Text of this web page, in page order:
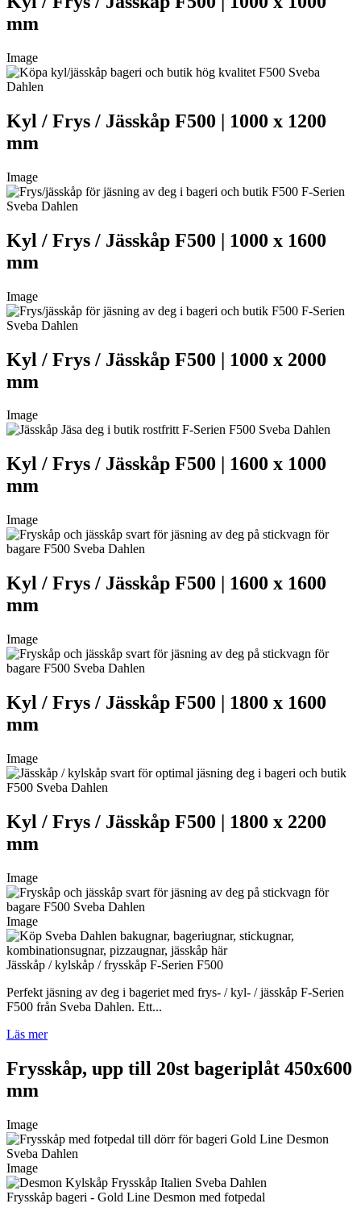
mm
Image
Kyl / Frys / Jässkåp F500 | 1000 x 1200
mm
Image
Kyl / Frys / Jässkåp F500 | 1000 x 1600
mm
Image
Kyl / Frys / Jässkåp F500 | 1000 x 2000
mm
Image
Kyl / Frys / Jässkåp F500 | 1600 x 1000
mm
Image
Kyl / Frys / Jässkåp F500 | 1600 x 1600
mm
Image
Kyl / Frys / Jässkåp F500 | 1800 x 1600
mm
Image
Kyl / Frys / Jässkåp F500 | 1800 x 2200
mm
Image
Image
Jässkåp / kylskåp / frysskåp F-Serien F500
Perfekt jäsning av deg i bageriet med frys- / kyl- / jässkåp F-Serien
F500 från Sveba Dahlen. Ett...
Läs mer
Frysskåp, upp till 20st bageriplåt 450x600
mm
Image
Image
Frysskåp bageri - Gold Line Desmon med fotpedal